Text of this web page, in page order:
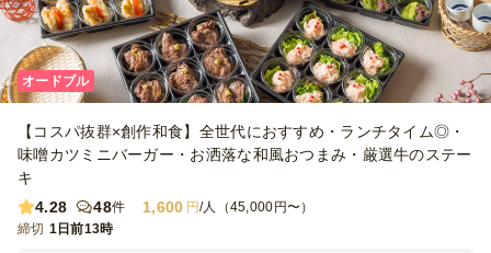
オードブル
【コスパ抜群×創作和食】全世代におすすめ・ランチタイム◎・
味噌カツミニバーガー・お洒落な和風おつまみ・厳選牛のステー
キ
4.28
48件 1,600 円/人（45,000円〜）
締切 1日前13時